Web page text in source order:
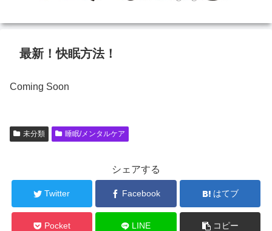
最新！快眠方法！
Coming Soon
未分類 睡眠/メンタルケア
シェアする
Twitter Facebook はてブ
Pocket LINE コピー